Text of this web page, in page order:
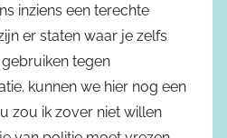
inziens een terechte
er staten waar je zelfs
tegen
kunnen we hier nog een
zou ik zover niet willen